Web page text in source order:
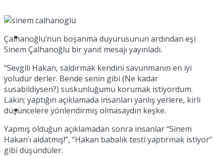
Müzik
Sinema
Çalhanoğlu’nun boşanma duyurusunun ardından eşi
Sinem Çalhanoğlu bir yanıt mesajı yayınladı.
“Sevgili Hakan, saldırmak kendini savunmanın en iyi
yoludur derler. Bende senin gibi (Ne kadar
susabildiysen?) suskunluğumu korumak istiyordum.
Lakin; yaptığın açıklamada insanları yanlış yerlere, kirli
düşüncelere yönlendirmiş olmasaydın keşke.
Yapmış olduğun açıklamadan sonra insanlar “Sinem
Hakan’ı aldatmış!”, “Hakan babalık testi yaptırmak istiyor”
gibi düşündüler.